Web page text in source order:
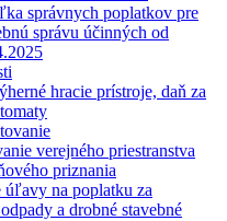
správnych poplatkov pre
správu účinných od
hracie prístroje, daň za
verejného priestranstva
priznania
úľavy na poplatku za
a drobné stavebné